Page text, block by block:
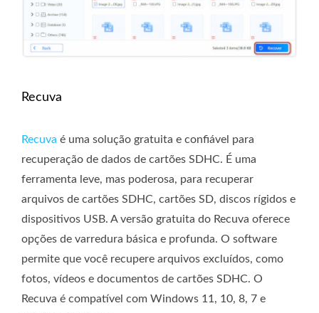
Recuva
Recuva é uma solução gratuita e confiável para
recuperação de dados de cartões SDHC. É uma
ferramenta leve, mas poderosa, para recuperar
arquivos de cartões SDHC, cartões SD, discos rígidos e
dispositivos USB. A versão gratuita do Recuva oferece
opções de varredura básica e profunda. O software
permite que você recupere arquivos excluídos, como
fotos, vídeos e documentos de cartões SDHC. O
Recuva é compatível com Windows 11, 10, 8, 7 e